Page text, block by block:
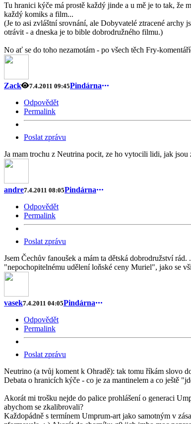
Tu hranici kýče má prostě každý jinde a u mě je to tak, že
každý komiks a film...
(Je to asi zvláštní srovnání, ale Dobyvatelé ztracené
otrávit - a dneska je to bible dobrodružného filmu.)
No ať se do toho nezamotám - po všech těch Fry-
Zack 7.4.2011 09:45Pindárna
Odpovědět
Permalink
Poslat zprávu
Ja mam trochu z Neutrina pocit, ze ho vytocili lidi, jak
andre7.4.2011 08:05Pindárna
Odpovědět
Permalink
Poslat zprávu
Jsem Čechův fanoušek a mám ta dětská dobrodružství
"nepochopitelnému udělení loňské ceny Muriel", jako se
vasek7.4.2011 04:05Pindárna
Odpovědět
Permalink
Poslat zprávu
Neutrino (a tvůj koment k Ohradě): tak tomu říkám slovo
Debata o hranicích kýče - co je za mantinelem a co ještě
Akorát mi trošku nejde do palice prohlášení o generaci
abychom se zkalibrovali?
Každopádně s termínem Umprum-art jako samotným v